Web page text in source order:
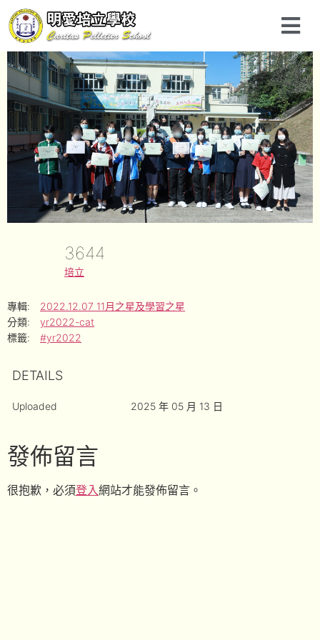
3644
培立
專輯:
2022.12.07 11月之星及學習之星
分類:
yr2022-cat
標籤:
#yr2022
DETAILS
Uploaded 2025 年 05 月 13 日
發佈留言
很抱歉，必須登入網站才能發佈留言。